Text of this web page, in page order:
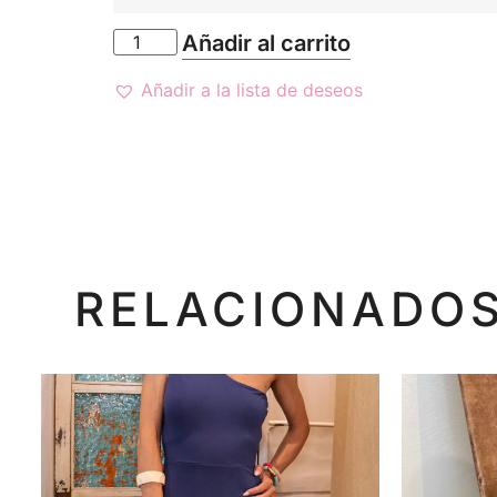
Añadir al carrito
Añadir a la lista de deseos